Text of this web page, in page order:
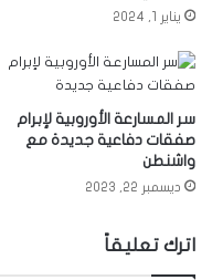
يناير 1, 2024
سر المسارعة الأوروبية لإبرام
صفقات دفاعية جديدة مع
واشنطن
ديسمبر 22, 2023
اترك تعليقاً